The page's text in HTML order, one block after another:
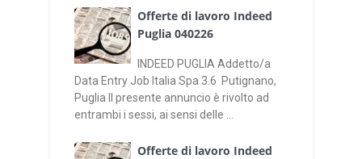
Offerte di lavoro Indeed
Puglia 040226
INDEED PUGLIA Addetto/a
Data Entry Job Italia Spa 3.6 Putignano,
Puglia Il presente annuncio è rivolto ad
entrambi i sessi, ai sensi delle ...
Offerte di lavoro Indeed